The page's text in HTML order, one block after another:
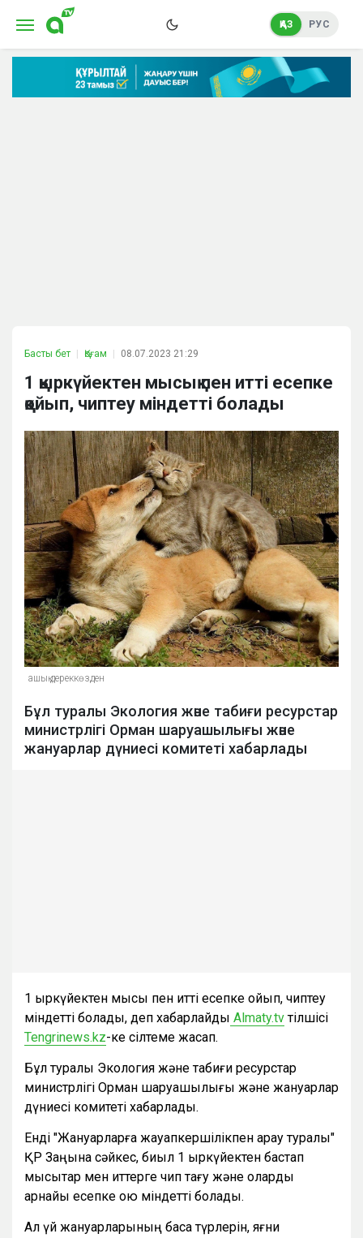
ҚАЗ РУС
Басты бет Қоғам 08.07.2023 21:29
1 қыркүйектен мысық пен итті есепке
қойып, чиптеу міндетті болады
ашық дереккөзден
Бұл туралы Экология және табиғи ресурстар
министрлігі Орман шаруашылығы және
жануарлар дүниесі комитеті хабарлады
1 қыркүйектен мысық пен итті есепке қойып, чиптеу
міндетті болады, деп хабарлайды Almaty.tvтілшісі
Tengrinews.kz-ке сілтеме жасап.
Бұл туралы Экология және табиғи ресурстар
министрлігі Орман шаруашылығы және жануарлар
дүниесі комитеті хабарлады.
Енді "Жануарларға жауапкершілікпен қарау туралы"
ҚР Заңына сәйкес, биыл 1 қыркүйектен бастап
мысықтар мен иттерге чип тағу және оларды
арнайы есепке қою міндетті болады.
Ал үй жануарларының басқа түрлерін, яғни